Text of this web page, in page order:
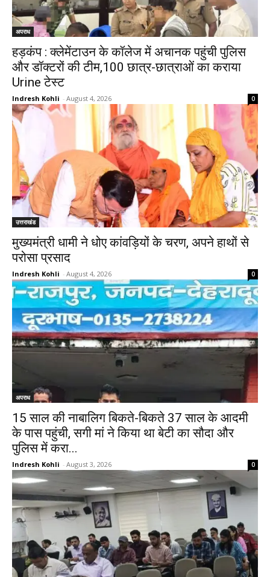
अपराध
हड़कंप : क्लेमेंटाउन के कॉलेज में अचानक पहुंची पुलिस
और डॉक्टरों की टीम,100 छात्र-छात्राओं का कराया
Urine टेस्ट
Indresh Kohli - August 4, 2026 0
उत्तराखंड
मुख्यमंत्री धामी ने धोए कांवड़ियों के चरण, अपने हाथों से
परोसा प्रसाद
Indresh Kohli - August 4, 2026 0
अपराध
15 साल की नाबालिग बिकते-बिकते 37 साल के आदमी
के पास पहुंची, सगी मां ने किया था बेटी का सौदा और
पुलिस में करा...
Indresh Kohli - August 3, 2026 0